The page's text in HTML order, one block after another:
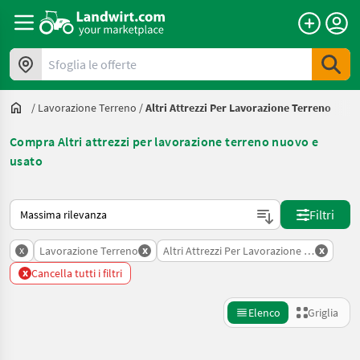
Sfoglia le offerte
/ Lavorazione Terreno /Altri Attrezzi Per Lavorazione Terreno
Compra Altri attrezzi per lavorazione terreno nuovo e
usato
Ecco come viene ordinato su Landwirt.com
Filtri
x Lavorazione Terreno x Altri Attrezzi Per Lavorazione Terreno
x
x Cancella tutti i filtri
Elenco Griglia